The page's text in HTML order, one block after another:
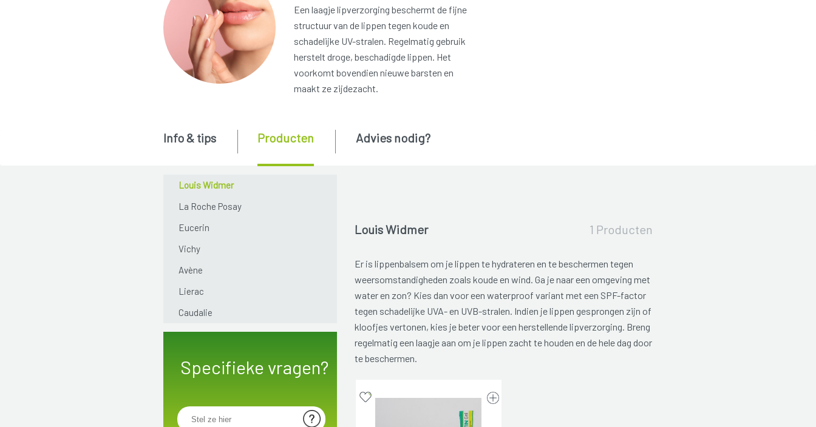
Een laagje lipverzorging beschermt de fijne
structuur van de lippen tegen koude en
schadelijke UV-stralen. Regelmatig gebruik
herstelt droge, beschadigde lippen. Het
voorkomt bovendien nieuwe barsten en
maakt ze zijdezacht.
Louis Widmer
La Roche Posay
Eucerin
Vichy
Avène
Lierac
Caudalie
Specifieke vragen?
Info & tips Producten Advies nodig?
Louis Widmer 1 Producten
Er is lippenbalsem om je lippen te hydrateren en te beschermen tegen
weersomstandigheden zoals koude en wind. Ga je naar een omgeving met
water en zon? Kies dan voor een waterproof variant met een SPF-factor
tegen schadelijke UVA- en UVB-stralen. Indien je lippen gesprongen zijn of
kloofjes vertonen, kies je beter voor een herstellende lipverzorging. Breng
regelmatig een laagje aan om je lippen zacht te houden en de hele dag door
te beschermen.